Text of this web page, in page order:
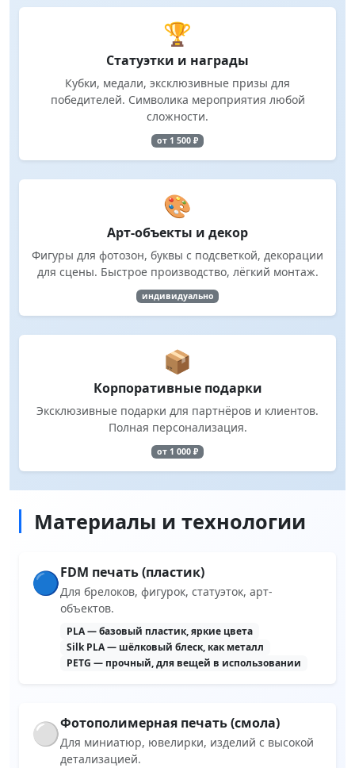
🏆
Статуэтки и награды
Кубки, медали, эксклюзивные призы для
победителей. Символика мероприятия любой
сложности.
от 1 500 ₽
🎨
Арт-объекты и декор
Фигуры для фотозон, буквы с подсветкой, декорации
для сцены. Быстрое производство, лёгкий монтаж.
индивидуально
📦
Корпоративные подарки
Эксклюзивные подарки для партнёров и клиентов.
Полная персонализация.
от 1 000 ₽
Материалы и технологии
🔵FDM печать (пластик)
Для брелоков, фигурок, статуэток, арт-
объектов.
PLA — базовый пластик, яркие цвета
Silk PLA — шёлковый блеск, как металл
PETG — прочный, для вещей в использовании
⚪Фотополимерная печать (смола)
Для миниатюр, ювелирки, изделий с высокой
детализацией.